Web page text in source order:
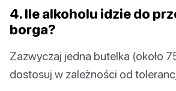
4. Ile alkoholu idzie do
borga?
Zazwyczaj jedna butelka (około
dostosuj w zależności od